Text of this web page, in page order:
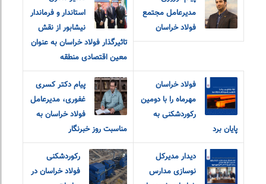
مدیرعامل مجتمع
فولاد خراسان
استاندار و فرماندار
نیشابور از نقش
تاثیرگذار فولاد خراسان به عنوان
معین اقتصادی منطقه
فولاد خراسان
مهرماه را با دومین
رکوردشکنی به
پایان برد
پیام دکتر کسری
غفوری، مدیرعامل
فولاد خراسان به
مناسبت روز خبرنگار
دیدار مدیرکل
نوسازی مدارس
رکوردشکنی
فولاد خراسان در